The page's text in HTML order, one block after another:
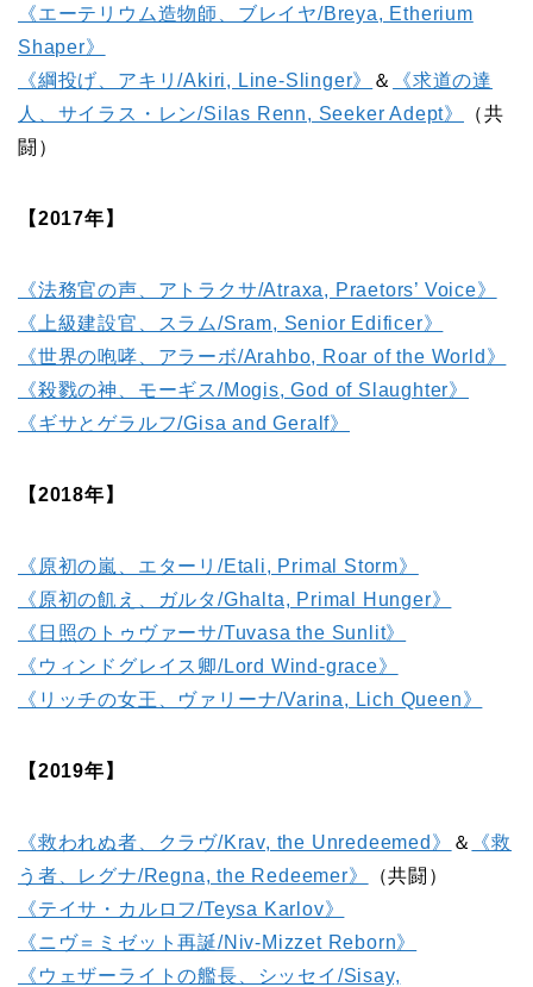
《エーテリウム造物師、ブレイヤ/Breya, Etherium
Shaper》
《綱投げ、アキリ/Akiri, Line-Slinger》
＆
《求道の達
人、サイラス・レン/Silas Renn, Seeker Adept》
（共
闘）
【2017年】
《法務官の声、アトラクサ/Atraxa, Praetors’ Voice》
《上級建設官、スラム/Sram, Senior Edificer》
《世界の咆哮、アラーボ/Arahbo, Roar of the World》
《殺戮の神、モーギス/Mogis, God of Slaughter》
《ギサとゲラルフ/Gisa and Geralf》
【2018年】
《原初の嵐、エターリ/Etali, Primal Storm》
《原初の飢え、ガルタ/Ghalta, Primal Hunger》
《日照のトゥヴァーサ/Tuvasa the Sunlit》
《ウィンドグレイス卿/Lord Wind-grace》
《リッチの女王、ヴァリーナ/Varina, Lich Queen》
【2019年】
《救われぬ者、クラヴ/Krav, the Unredeemed》 ＆
《救
う者、レグナ/Regna, the Redeemer》
（共闘）
《テイサ・カルロフ/Teysa Karlov》
《ニヴ＝ミゼット再誕/Niv-Mizzet Reborn》
《ウェザーライトの艦長、シッセイ/Sisay,